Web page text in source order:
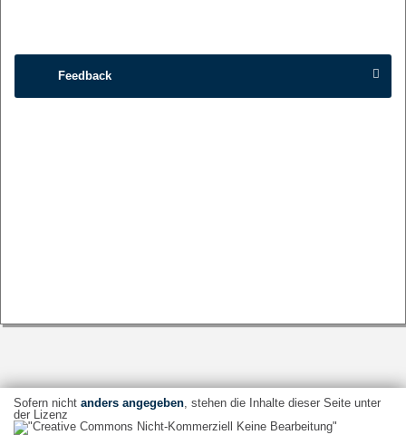
Feedback
Sofern nicht anders angegeben, stehen die Inhalte dieser Seite unter
der Lizenz